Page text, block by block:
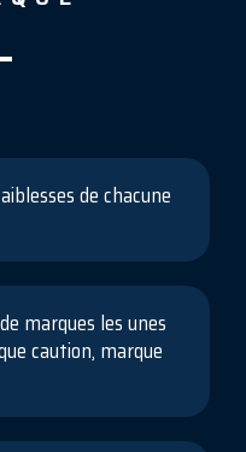
de chacune
marques les unes
caution, marque